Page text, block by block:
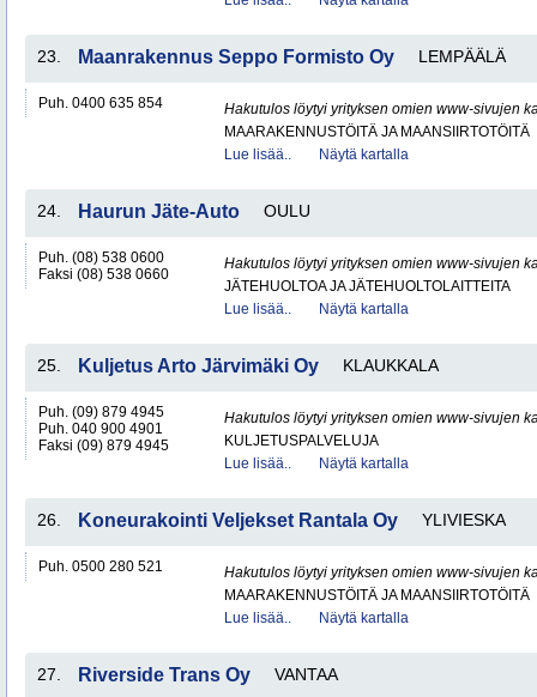
23. Maanrakennus Seppo Formisto Oy LEMPÄÄLÄ
Puh. 0400 635 854
Hakutulos löytyi yrityksen omien www-sivujen
MAARAKENNUSTÖITÄ JA MAANSIIRTOTÖITÄ
Lue lisää..
Näytä kartalla
24. Haurun Jäte-Auto OULU
Puh. (08) 538 0600
Faksi (08) 538 0660
Hakutulos löytyi yrityksen omien www-sivujen
JÄTEHUOLTOA JA JÄTEHUOLTOLAITTEITA
Lue lisää..
Näytä kartalla
25. Kuljetus Arto Järvimäki Oy KLAUKKALA
Puh. (09) 879 4945
Puh. 040 900 4901
Faksi (09) 879 4945
Hakutulos löytyi yrityksen omien www-sivujen
KULJETUSPALVELUJA
Lue lisää..
Näytä kartalla
26. Koneurakointi Veljekset Rantala Oy YLIVIESKA
Puh. 0500 280 521
Hakutulos löytyi yrityksen omien www-sivujen
MAARAKENNUSTÖITÄ JA MAANSIIRTOTÖITÄ
Lue lisää..
Näytä kartalla
27. Riverside Trans Oy VANTAA